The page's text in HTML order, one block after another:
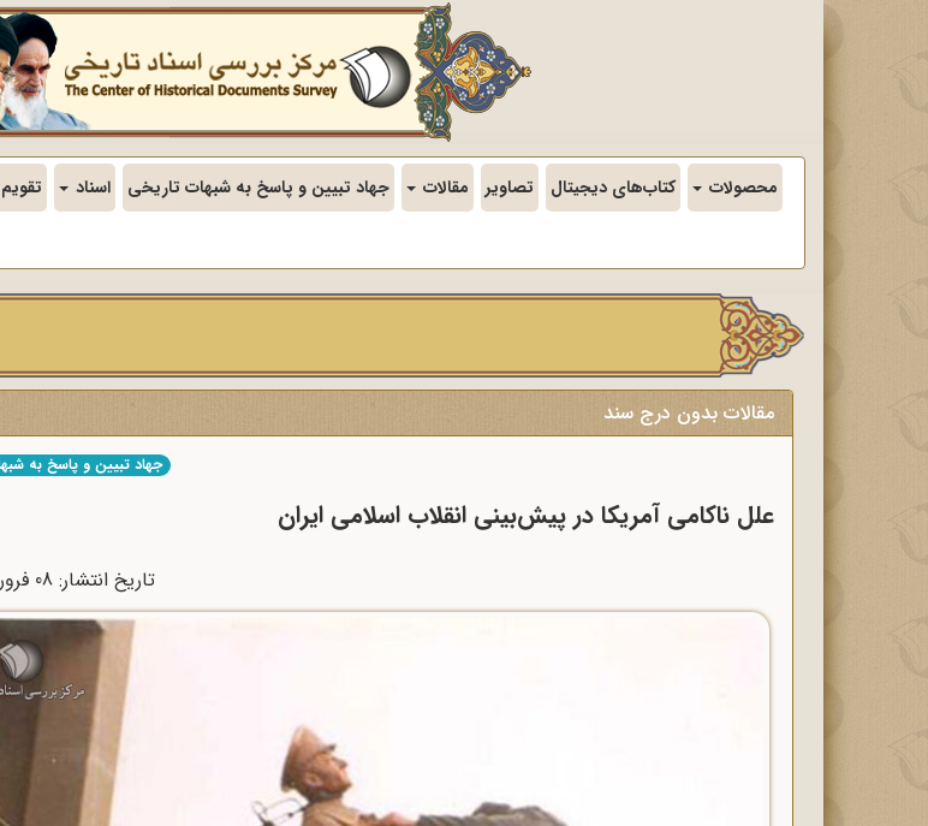
محصولات کتاب‌های دیجیتال تصاویر مقالات جهاد تبیین و پاسخ به شبهات تاریخی اسناد
مقالات بدون درج سند
جهاد تبیین و پاسخ به
علل ناکامی آمریکا در پیش‌بینی انقلاب اسلامی ایران
تاریخ انتشار: 08 فروردين 1405